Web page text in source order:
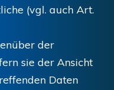
(vgl. auch Art.
der
sie der Ansicht
Daten